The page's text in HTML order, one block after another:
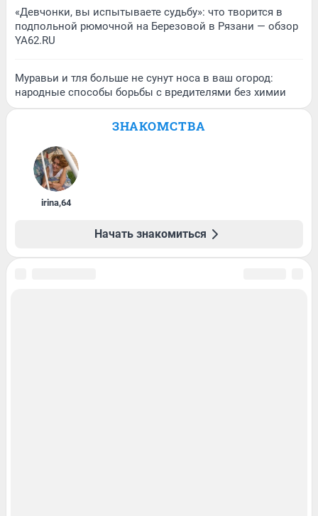
«Девчонки, вы испытываете судьбу»: что творится в
подпольной рюмочной на Березовой в Рязани — обзор
YA62.RU
Муравьи и тля больше не сунут носа в ваш огород:
народные способы борьбы с вредителями без химии
ЗНАКОМСТВА
irina,64
Начать знакомиться